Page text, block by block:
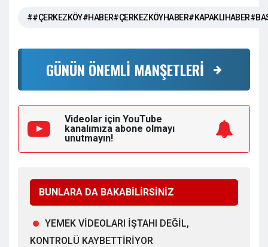
GÜNÜN ÖNEMLİ MANŞETLERİ
Videolar için YouTube
kanalımıza abone olmayı
unutmayın!
BUNLARA DA BAKABİLİRSİNİZ
YEMEK VİDEOLARI İŞTAHI DEĞİL,
KONTROLÜ KAYBETTİRİYOR